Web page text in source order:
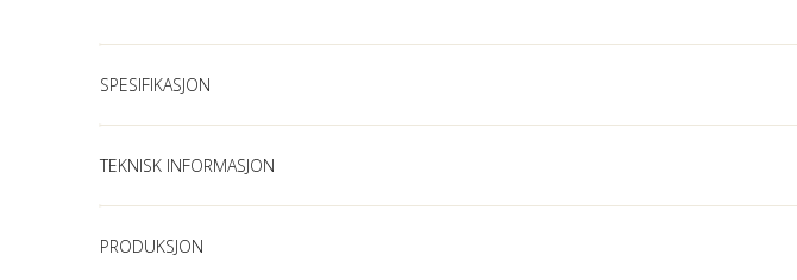
SPESIFIKASJON
TEKNISK INFORMASJON
PRODUKSJON